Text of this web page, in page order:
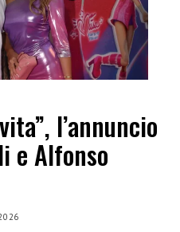
l’annuncio
e Alfonso